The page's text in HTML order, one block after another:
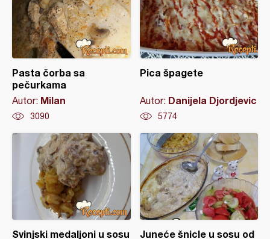
Pasta čorba sa
pečurkama
Autor: Milan
3090
Pica špagete
Autor: Danijela Djordjevic
5774
Svinjski medaljoni u sosu
Juneće šnicle u sosu od